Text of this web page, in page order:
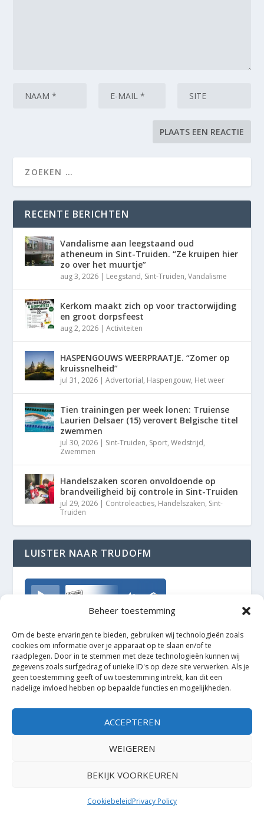
Beheer toestemming
Om de beste ervaringen te bieden, gebruiken wij technologieën zoals
cookies om informatie over je apparaat op te slaan en/of te
raadplegen. Door in te stemmen met deze technologieën kunnen wij
gegevens zoals surfgedrag of unieke ID's op deze site verwerken. Als je
geen toestemming geeft of uw toestemming intrekt, kan dit een
nadelige invloed hebben op bepaalde functies en mogelijkheden.
ACCEPTEREN
WEIGEREN
BEKIJK VOORKEUREN
CookiebeleidPrivacy Policy
RECENTE BERICHTEN
Vandalisme aan leegstaand oud
atheneum in Sint-Truiden. “Ze kruipen hier
zo over het muurtje”
aug 3, 2026 | Leegstand, Sint-Truiden,Vandalisme
Kerkom maakt zich op voor tractorwijding
en groot dorpsfeest
aug 2, 2026 |Activiteiten
HASPENGOUWS WEERPRAATJE. “Zomer op
kruissnelheid”
jul 31, 2026 |Advertorial, Haspengouw, Het weer
Tien trainingen per week lonen: Truiense
Laurien Delsaer (15) verovert Belgische titel
zwemmen
jul 30, 2026 | Sint-Truiden, Sport,Wedstrijd,
Zwemmen
Handelszaken scoren onvoldoende op
brandveiligheid bij controle in Sint-Truiden
jul 29, 2026 | Controleacties, Handelszaken, Sint-
Truiden
LUISTER NAAR TRUDOFM
TrudoFM
Elegant Themes| Mogelijk gemaakt door